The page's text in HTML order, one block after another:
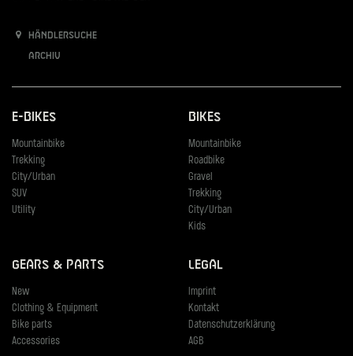
Händlersuche
Archiv
E-Bikes
Mountainbike
Trekking
City/Urban
SUV
Utility
Bikes
Mountainbike
Roadbike
Gravel
Trekking
City/Urban
Kids
Gears & Parts
New
Clothing & Equipment
Bike parts
Accessories
Legal
Imprint
Kontakt
Datenschutzerklärung
AGB